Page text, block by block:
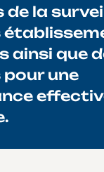
de la
ainsi que
une